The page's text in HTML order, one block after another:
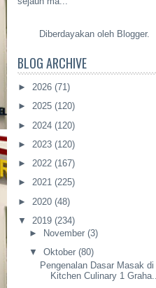
Diberdayakan oleh Blogger.
BLOG ARCHIVE
► 2026 (71)
► 2025 (120)
► 2024 (120)
► 2023 (120)
► 2022 (167)
► 2021 (225)
► 2020 (48)
▼ 2019 (234)
►
November (3)
▼ Oktober (80)
Pengenalan Dasar Masak di
Kitchen Culinary 1 Graha...